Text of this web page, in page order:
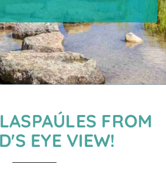
FROM
EYE VIEW!